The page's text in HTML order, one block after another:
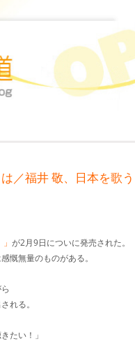
／福井 敬、日本を歌
が2月9日についに発売された。
慨無量のものがある。
れる。
たい！」